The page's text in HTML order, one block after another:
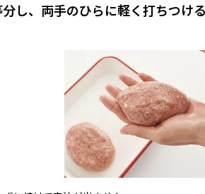
し、両手のひらに軽く打ちつけ